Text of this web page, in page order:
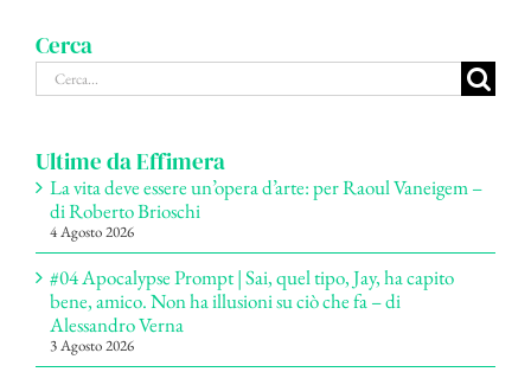
Cerca
Cerca
per:
Ultime da Effimera
La vita deve essere un’opera d’arte: per Raoul Vaneigem –
di Roberto Brioschi
4 Agosto 2026
#04 Apocalypse Prompt | Sai, quel tipo, Jay, ha capito
bene, amico. Non ha illusioni su ciò che fa – di
Alessandro Verna
3 Agosto 2026